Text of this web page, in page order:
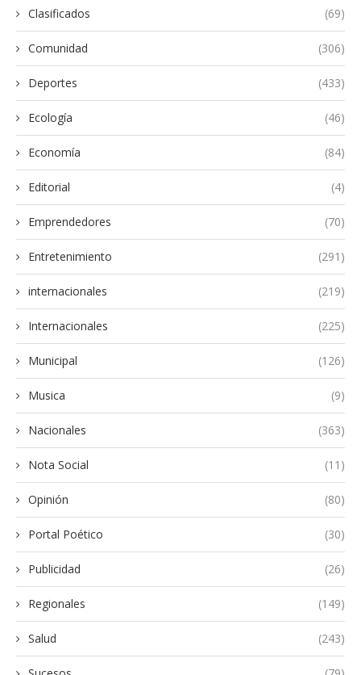
Clasificados (69)
Comunidad (306)
Deportes (433)
Ecología (46)
Economía (84)
Editorial (4)
Emprendedores (70)
Entretenimiento (291)
internacionales (219)
Internacionales (225)
Municipal (126)
Musica (9)
Nacionales (363)
Nota Social (11)
Opinión (80)
Portal Poético (30)
Publicidad (26)
Regionales (149)
Salud (243)